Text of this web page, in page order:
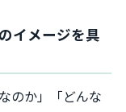
イメージを具
のか」「どんな